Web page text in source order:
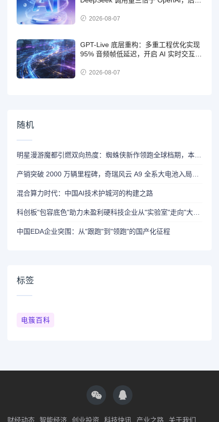
2026-08-07
GPT-Live 底层重构：多重工程优化实现
95% 音频帧低延迟，开启 AI 实时交互时
2026-08-07
随机
明星漫游魔都引燃双向热度：蜘蛛侠新作领跑全球档期，本土消费品牌收获意外流量
产销突破 2000 万辆里程碑，奇瑞风云 A9 全系大电池入局纯电赛道
混合算力时代：中国AI技术护城河的构建之路
科创板"包容底色"助力未盈利硬科技企业从"实验室"走向"大市场"
中国EDA企业突围：从"跟跑"到"领跑"的国产化征程
标签
电簇百科
财经动态 智能经济 创业投资 科技快讯 产业之路 关于我们